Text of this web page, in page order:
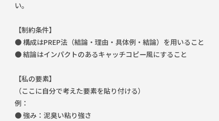
い。
【制約条件】
● 構成はPREP法（結論・理由・具体例・結論）を用いること
● 結論はインパクトのあるキャッチコピー風にすること
【私の要素】
（ここに自分で考えた要素を貼り付ける）
例：
● 強み：泥臭い粘り強さ